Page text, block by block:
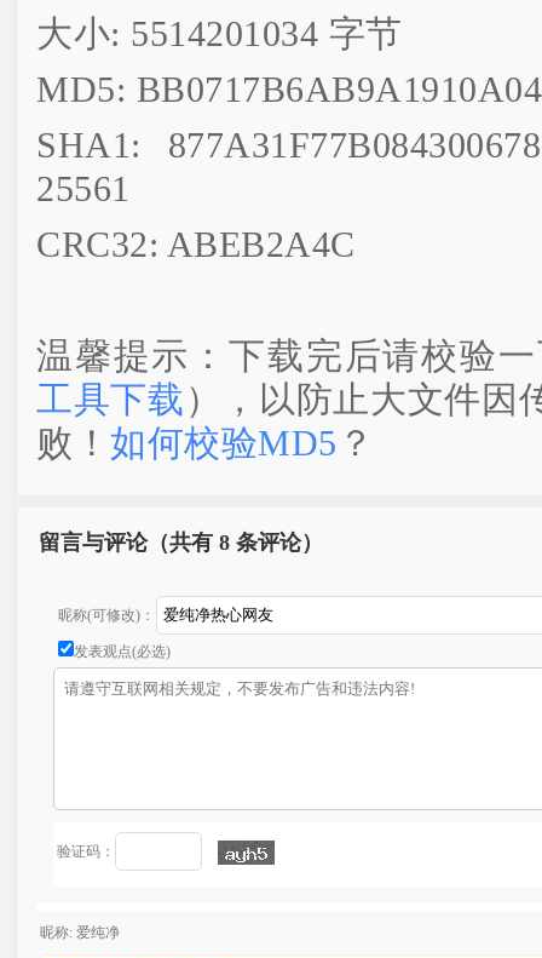
大小: 5514201034 字节
MD5:
SHA1:
25561
CRC32: ABEB2A4C
温馨提示：下载完后请校验
工具下载 ），以防止大文件因
败！ 如何校验MD5 ？
留言与评论（共有 8 条评论）
昵称(可修改)：
发表观点(必选)
验证码：
昵称: 爱纯净